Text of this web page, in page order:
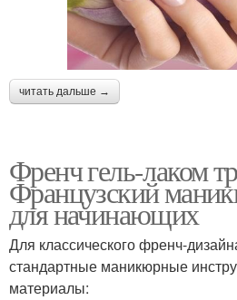
читать дальше →
Френч гель-лаком
Французский
для начинающих
Для классического френч-
стандартные маникюрные
материалы: